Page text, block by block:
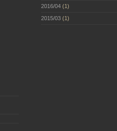
2016/04 (1)
2015/03 (1)